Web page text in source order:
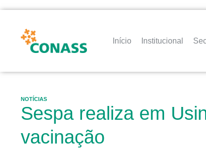
Início Institucional
NOTÍCIAS
Sespa realiza em
vacinação